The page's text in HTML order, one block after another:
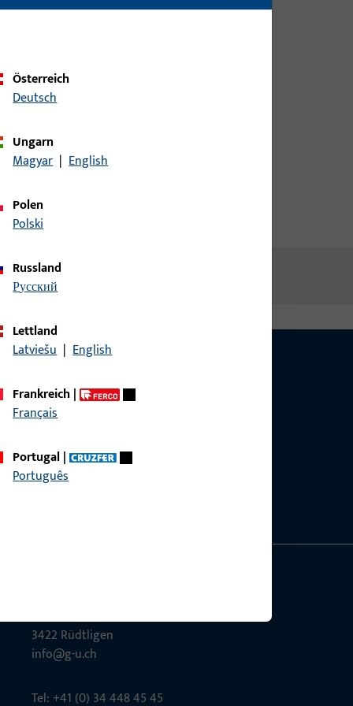
Österreich
Deutsch
Ungarn
Magyar | English
Polen
Polski
Russland
русский
Lettland
Latviešu | English
Frankreich|
Français
Portugal|
Português
Indu­s­triestr. 12
3422 Rüdt­ligen
info@g-u.ch
Tel: +41 (0) 34 448 45 45